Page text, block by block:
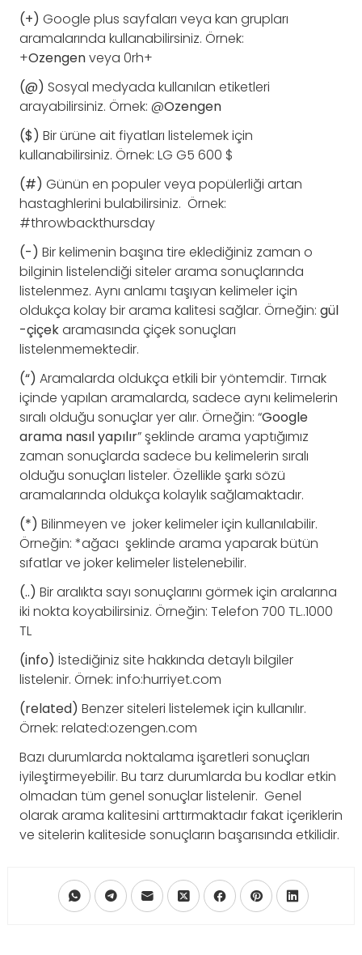
(+) Google plus sayfaları veya kan grupları
aramalarında kullanabilirsiniz. Örnek:
+Ozengenveya 0rh+
(@) Sosyal medyada kullanılan etiketleri
arayabilirsiniz. Örnek: @Ozengen
($) Bir ürüne ait fiyatları listelemek için
kullanabilirsiniz. Örnek: LG G5 600 $
(#) Günün en populer veya popülerliği artan
hastaghlerini bulabilirsiniz. Örnek:
#throwbackthursday
(-) Bir kelimenin başına tire eklediğiniz zaman o
bilginin listelendiği siteler arama sonuçlarında
listelenmez. Aynı anlamı taşıyan kelimeler için
oldukça kolay bir arama kalitesi sağlar. Örneğin: gül
-çiçekaramasında çiçek sonuçları
listelenmemektedir.
(“) Aramalarda oldukça etkili bir yöntemdir. Tırnak
içinde yapılan aramalarda, sadece aynı kelimelerin
sıralı olduğu sonuçlar yer alır. Örneğin: “Google
arama nasıl yapılır” şeklinde arama yaptığımız
zaman sonuçlarda sadece bu kelimelerin sıralı
olduğu sonuçları listeler. Özellikle şarkı sözü
aramalarında oldukça kolaylık sağlamaktadır.
(*) Bilinmeyen ve joker kelimeler için kullanılabilir.
Örneğin: *ağacı şeklinde arama yaparak bütün
sıfatlar ve joker kelimeler listelenebilir.
(..) Bir aralıkta sayı sonuçlarını görmek için aralarına
iki nokta koyabilirsiniz. Örneğin: Telefon 700 TL..1000
TL
(info) İstediğiniz site hakkında detaylı bilgiler
listelenir. Örnek: info:hurriyet.com
(related) Benzer siteleri listelemek için kullanılır.
Örnek: related:ozengen.com
Bazı durumlarda noktalama işaretleri sonuçları
iyileştirmeyebilir. Bu tarz durumlarda bu kodlar etkin
olmadan tüm genel sonuçlar listelenir. Genel
olarak arama kalitesini arttırmaktadır fakat içeriklerin
ve sitelerin kaliteside sonuçların başarısında etkilidir.